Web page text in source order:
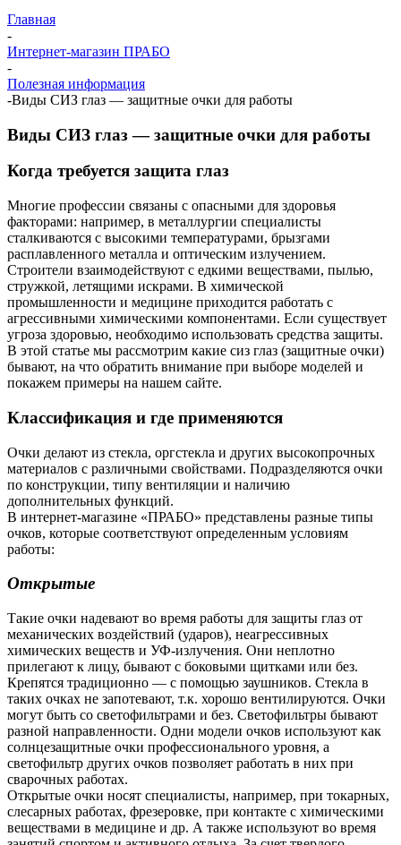
Главная
-
Интернет-магазин ПРАБО
-
Полезная информация
-Виды СИЗ глаз — защитные очки для работы
Виды СИЗ глаз — защитные очки для работы
Когда требуется защита глаз
Многие профессии связаны с опасными для здоровья
факторами: например, в металлургии специалисты
сталкиваются с высокими температурами, брызгами
расплавленного металла и оптическим излучением.
Строители взаимодействуют с едкими веществами, пылью,
стружкой, летящими искрами. В химической
промышленности и медицине приходится работать с
агрессивными химическими компонентами. Если существует
угроза здоровью, необходимо использовать средства защиты.
В этой статье мы рассмотрим какие сиз глаз (защитные очки)
бывают, на что обратить внимание при выборе моделей и
покажем примеры на нашем сайте.
Классификация и где применяются
Очки делают из стекла, оргстекла и других высокопрочных
материалов с различными свойствами. Подразделяются очки
по конструкции, типу вентиляции и наличию
дополнительных функций.
В интернет-магазине «ПРАБО» представлены разные типы
очков, которые соответствуют определенным условиям
работы:
Открытые
Такие очки надевают во время работы для защиты глаз от
механических воздействий (ударов), неагрессивных
химических веществ и УФ-излучения. Они неплотно
прилегают к лицу, бывают с боковыми щитками или без.
Крепятся традиционно — с помощью заушников. Стекла в
таких очках не запотевают, т.к. хорошо вентилируются. Очки
могут быть со светофильтрами и без. Светофильтры бывают
разной направленности. Одни модели очков используют как
солнцезащитные очки профессионального уровня, а
светофильтр других очков позволяет работать в них при
сварочных работах.
Открытые очки носят специалисты, например, при токарных,
слесарных работах, фрезеровке, при контакте с химическими
веществами в медицине и др. А также используют во время